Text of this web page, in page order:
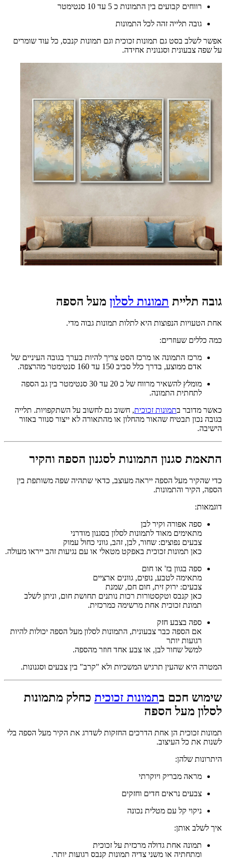
רווחים קבועים בין התמונות כ 5 עד 10 סנטימטר
גובה תלייה זהה לכל התמונות
אפשר לשלב בסט גם תמונות זכוכית וגם תמונות קנבס, כל עוד שומרים
על שפה צבעונית וסגנונית אחידה.
גובה תליית תמונות לסלון מעל הספה
אחת הטעויות הנפוצות היא לתלות תמונות גבוה מדי.
כמה כללים שעוזרים:
מרכז התמונה או מרכז הסט צריך להיות בערך בגובה העיניים של
אדם ממוצע, בדרך כלל סביב 150 עד 160 סנטימטר מהרצפה.
מומלץ להשאיר מרווח של כ 20 עד 30 סנטימטר בין גב הספה
לתחתית התמונה.
כאשר מדובר בתמונות זכוכית, חשוב גם לחשוב על השתקפויות. תלייה
בגובה נכון תבטיח שהאור מהחלון או מהתאורה לא ייצור סנוור באזור
הישיבה.
התאמת סגנון התמונות לסגנון הספה והקיר
כדי שהקיר מעל הספה ייראה מעוצב, כדאי שתהיה שפה משותפת בין
הספה, הקיר והתמונות.
דוגמאות:
ספה אפורה וקיר לבן
מתאימים מאוד לתמונות לסלון בסגנון מודרני
צבעים נפוצים: שחור, לבן, זהב, גווני כחול עמוק
כאן תמונות זכוכית באפקט מטאלי או עם נגיעות זהב ייראו מעולה.
ספה בגוון בז' או חום
מתאימה לטבע, נופים, גוונים ארציים
צבעים: ירוק זית, חום חם, שמנת
כאן קנבס וטקסטורות רכות נותנים תחושת חום, וניתן לשלב
תמונת זכוכית אחת מרשימה כמרכזית.
ספה בצבע חזק
אם הספה כבר צבעונית, התמונות לסלון מעל הספה יכולות להיות
רגועות יותר
למשל שחור לבן, או צבע אחד חוזר מהספה.
המטרה היא שהעין תרגיש המשכיות ולא "קרב" בין צבעים וסגנונות.
שימוש חכם בתמונות זכוכית כחלק מתמונות
לסלון מעל הספה
תמונות זכוכית הן אחת הדרכים החזקות לשדרג את הקיר מעל הספה בלי
לשנות את כל העיצוב.
היתרונות שלהן:
מראה מבריק ויוקרתי
צבעים נראים חדים וחזקים
ניקוי קל עם מטלית נכונה
איך לשלב אותן:
תמונה אחת גדולה מרכזית על זכוכית
ומתחתיה או משני צדיה תמונות קנבס רגועות יותר.